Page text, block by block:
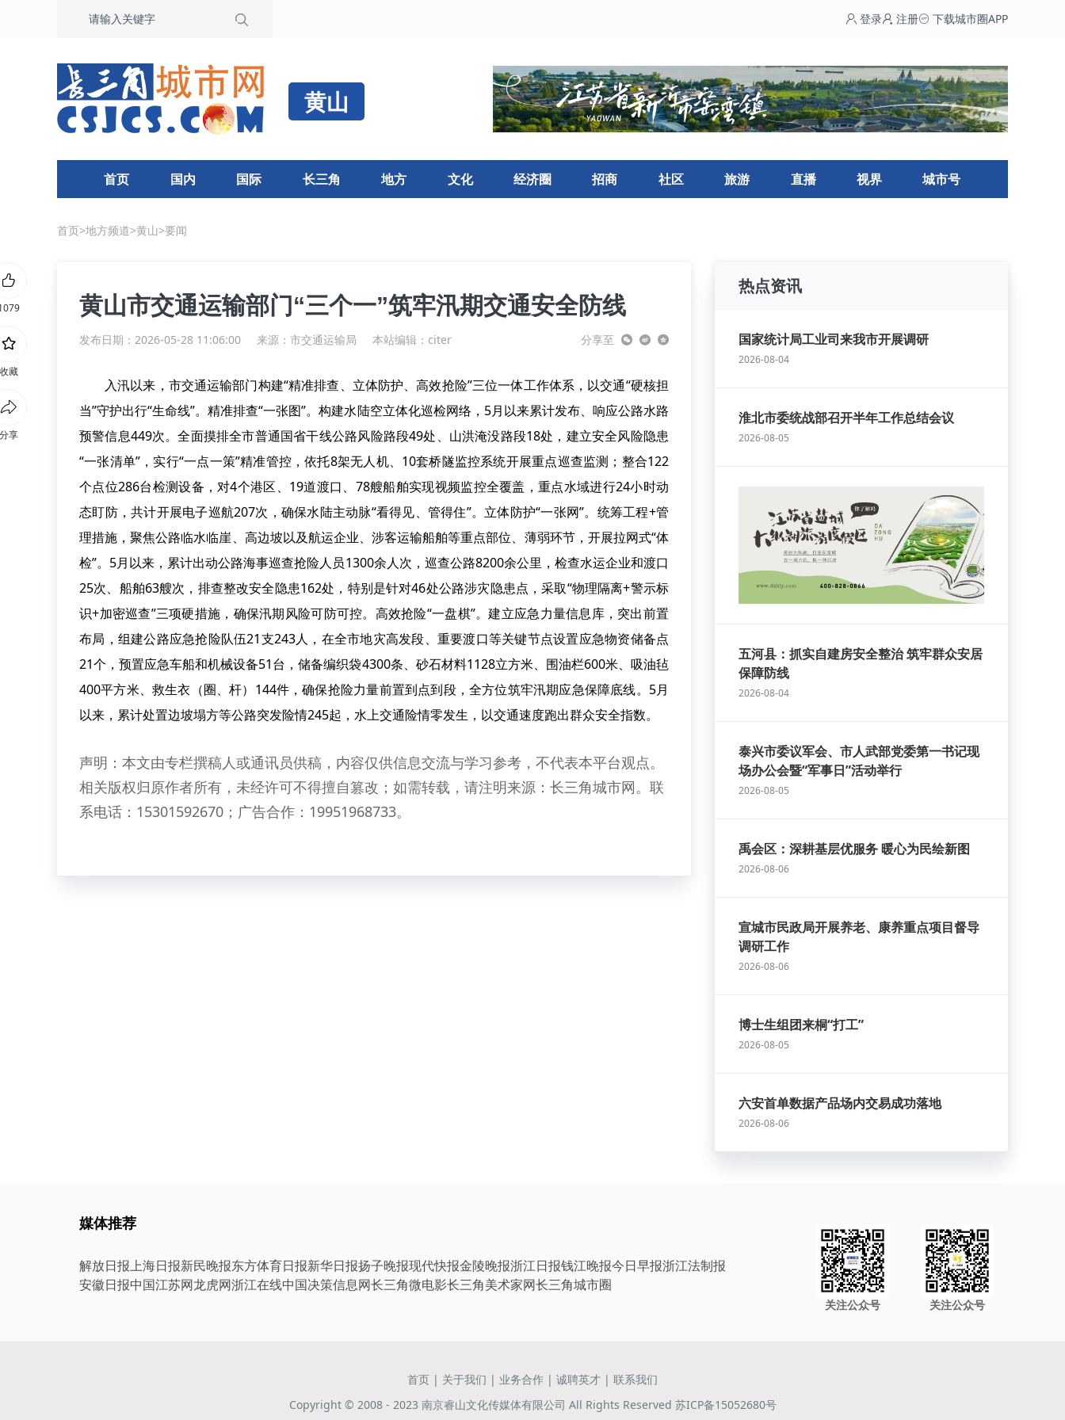
登录 注册 下载城市圈APP
黄山
首页 国内 国际 长三角 地方 文化 经济圈 招商 社区 旅游 直播 视界 城市号
首页>地方频道>黄山>要闻
黄山市交通运输部门“三个一”筑牢汛期交通安全防线
发布日期：2026-05-28 11:06:00 来源： 市交通运输局 本站编辑：citer 分享至
入汛以来，市交通运输部门构建“精准排查、立体防护、高效抢险”三位一体工作体系，以交通“硬核担
当”守护出行“生命线”。精准排查“一张图”。构建水陆空立体化巡检网络，5月以来累计发布、响应公路水路
预警信息449次。全面摸排全市普通国省干线公路风险路段49处、山洪淹没路段18处，建立安全风险隐患
“一张清单”，实行“一点一策”精准管控，依托8架无人机、10套桥隧监控系统开展重点巡查监测；整合122
个点位286台检测设备，对4个港区、19道渡口、78艘船舶实现视频监控全覆盖，重点水域进行24小时动
态盯防，共计开展电子巡航207次，确保水陆主动脉“看得见、管得住”。立体防护“一张网”。统筹工程+管
理措施，聚焦公路临水临崖、高边坡以及航运企业、涉客运输船舶等重点部位、薄弱环节，开展拉网式“体
检”。5月以来，累计出动公路海事巡查抢险人员1300余人次，巡查公路8200余公里，检查水运企业和渡口
25次、船舶63艘次，排查整改安全隐患162处，特别是针对46处公路涉灾隐患点，采取“物理隔离+警示标
识+加密巡查”三项硬措施，确保汛期风险可防可控。高效抢险“一盘棋”。建立应急力量信息库，突出前置
布局，组建公路应急抢险队伍21支243人，在全市地灾高发段、重要渡口等关键节点设置应急物资储备点
21个，预置应急车船和机械设备51台，储备编织袋4300条、砂石材料1128立方米、围油栏600米、吸油毡
400平方米、救生衣（圈、杆）144件，确保抢险力量前置到点到段，全方位筑牢汛期应急保障底线。5月
以来，累计处置边坡塌方等公路突发险情245起，水上交通险情零发生，以交通速度跑出群众安全指数。
声明：本文由专栏撰稿人或通讯员供稿，内容仅供信息交流与学习参考，不代表本平台观点。
相关版权归原作者所有，未经许可不得擅自篡改；如需转载，请注明来源：长三角城市网。联
系电话：15301592670；广告合作：19951968733。
热点资讯
国家统计局工业司来我市开展调研
2026-08-04
淮北市委统战部召开半年工作总结会议
2026-08-05
五河县：抓实自建房安全整治 筑牢群众安居
保障防线
2026-08-04
泰兴市委议军会、市人武部党委第一书记现
场办公会暨“军事日”活动举行
2026-08-05
禹会区：深耕基层优服务 暖心为民绘新图
2026-08-06
宣城市民政局开展养老、康养重点项目督导
调研工作
2026-08-06
博士生组团来桐“打工”
2026-08-05
六安首单数据产品场内交易成功落地
2026-08-06
收藏
分享
媒体推荐
解放日报上海日报新民晚报东方体育日报新华日报扬子晚报现代快报金陵晚报浙江日报钱江晚报今日早报浙江法制报
安徽日报中国江苏网龙虎网浙江在线中国决策信息网长三角微电影长三角美术家网长三角城市圈
关注公众号 关注公众号
首页 | 关于我们 | 业务合作 | 诚聘英才 | 联系我们
Copyright © 2008 - 2023 南京睿山文化传媒体有限公司 All Rights Reserved 苏ICP备15052680号